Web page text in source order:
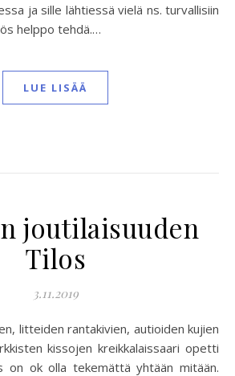
ja sille lähtiessä vielä ns. turvallisiin
helppo tehdä.…
LUE LISÄÄ
joutilaisuuden
Tilos
3.11.2019
kissojen kreikkalaissaari opetti
on ok olla tekemättä yhtään mitään.